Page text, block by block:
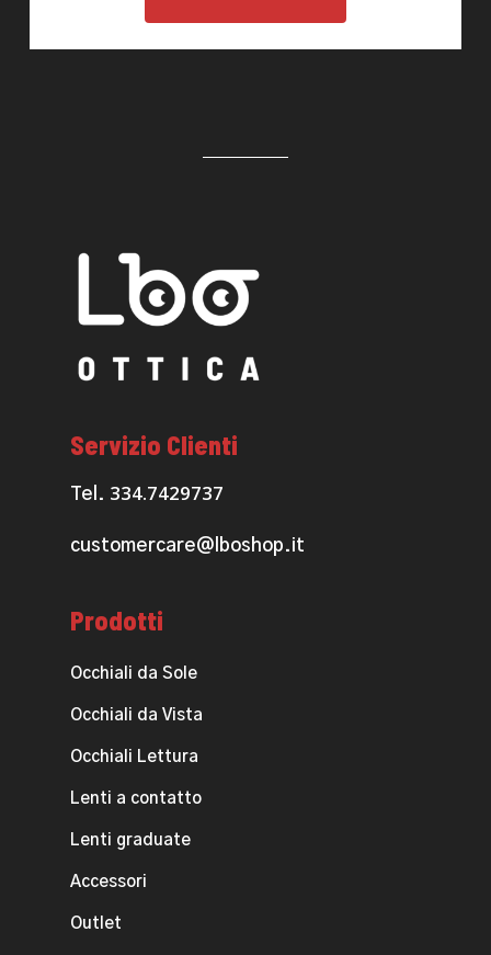
Servizio Clienti
Tel. 334.7429737
customercare@lboshop.it
Prodotti
Occhiali da Sole
Occhiali da Vista
Occhiali Lettura
Lenti a contatto
Lenti graduate
Accessori
Outlet